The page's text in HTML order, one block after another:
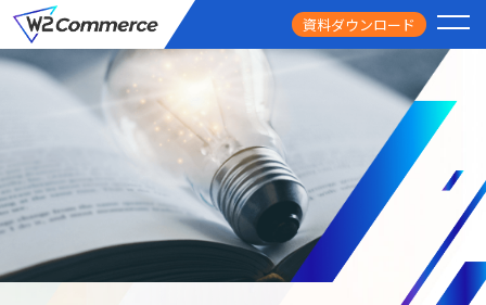
資料ダウンロード
サービス
PRICE
料金
FEATURE